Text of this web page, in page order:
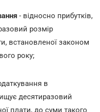
- відносно прибутків,
розмір
встановленої законом
року;
в
десятиразовий
плати, до суми такого